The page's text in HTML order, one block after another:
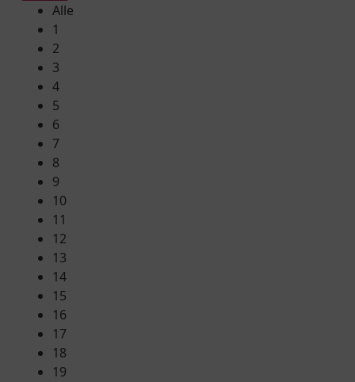
Alle
1
2
3
4
5
6
7
8
9
10
11
12
13
14
15
16
17
18
19